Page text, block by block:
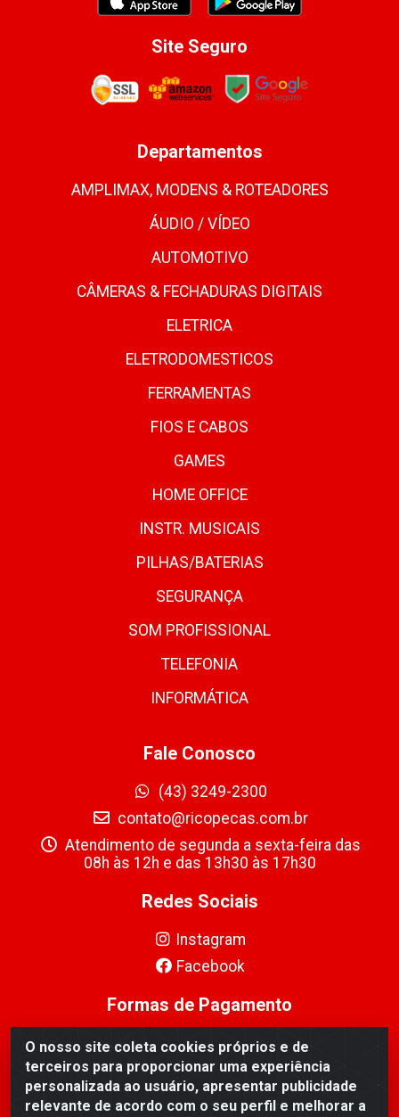
O nosso site coleta cookies próprios e de
terceiros para proporcionar uma experiência
personalizada ao usuário, apresentar publicidade
relevante de acordo com o seu perfil e melhorar a
Site Seguro
Departamentos
AMPLIMAX, MODENS & ROTEADORES
ÁUDIO / VÍDEO
AUTOMOTIVO
CÂMERAS & FECHADURAS DIGITAIS
ELETRICA
ELETRODOMESTICOS
FERRAMENTAS
FIOS E CABOS
GAMES
HOME OFFICE
INSTR. MUSICAIS
PILHAS/BATERIAS
SEGURANÇA
SOM PROFISSIONAL
TELEFONIA
INFORMÁTICA
Fale Conosco
(43) 3249-2300
contato@ricopecas.com.br
Atendimento de segunda a sexta-feira das
08h às 12h e das 13h30 às 17h30
Redes Sociais
Instagram
Facebook
Formas de Pagamento
Ricopeças Comércio de componentes Eletrônicos Ltda -